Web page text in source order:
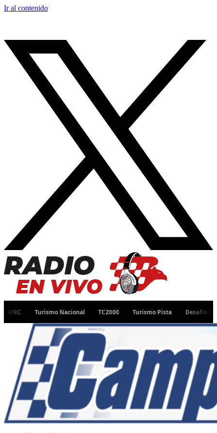
Ir al contenido
Turismo Nacional TC2000 Turismo Pista Desafío Ruta 40